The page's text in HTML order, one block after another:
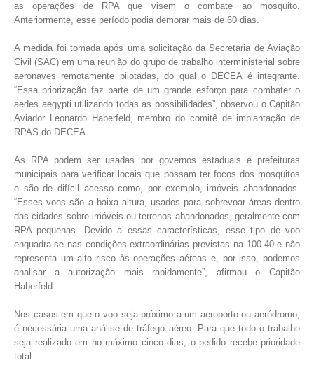
as operações de RPA que visem o combate ao mosquito.
Anteriormente, esse período podia demorar mais de 60 dias.
A medida foi tomada após uma solicitação da Secretaria de Aviação
Civil (SAC) em uma reunião do grupo de trabalho interministerial sobre
aeronaves remotamente pilotadas, do qual o DECEA é integrante.
“Essa priorização faz parte de um grande esforço para combater o
aedes aegypti utilizando todas as possibilidades”, observou o Capitão
Aviador Leonardo Haberfeld, membro do comitê de implantação de
RPAS do DECEA.
As RPA podem ser usadas por governos estaduais e prefeituras
municipais para verificar locais que possam ter focos dos mosquitos
e são de difícil acesso como, por exemplo, imóveis abandonados.
“Esses voos são a baixa altura, usados para sobrevoar áreas dentro
das cidades sobre imóveis ou terrenos abandonados, geralmente com
RPA pequenas. Devido a essas características, esse tipo de voo
enquadra-se nas condições extraordinárias previstas na 100-40 e não
representa um alto risco às operações aéreas e, por isso, podemos
analisar a autorização mais rapidamente”, afirmou o Capitão
Haberfeld.
Nos casos em que o voo seja próximo a um aeroporto ou aeródromo,
é necessária uma análise de tráfego aéreo. Para que todo o trabalho
seja realizado em no máximo cinco dias, o pedido recebe prioridade
total.